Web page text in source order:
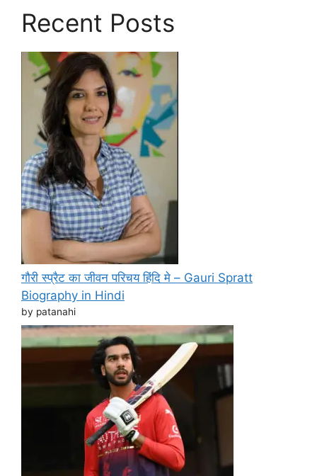
Recent Posts
गौरी स्प्रैट का जीवन परिचय हिंदि मे – Gauri Spratt
Biography in Hindi
by patanahi